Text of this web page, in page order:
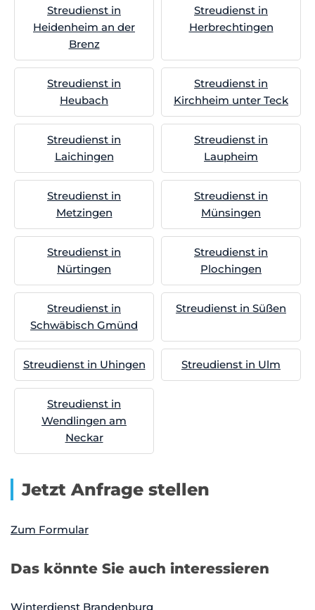
Streudienst in
Heidenheim an der
Brenz
Streudienst in
Herbrechtingen
Streudienst in
Heubach
Streudienst in
Kirchheim unter Teck
Streudienst in
Laichingen
Streudienst in
Laupheim
Streudienst in
Metzingen
Streudienst in
Münsingen
Streudienst in
Nürtingen
Streudienst in
Plochingen
Streudienst in
Schwäbisch Gmünd
Streudienst in Süßen
Streudienst in Uhingen Streudienst in Ulm
Streudienst in
Wendlingen am
Neckar
Jetzt Anfrage stellen
Zum Formular
Das könnte Sie auch interessieren
Winterdienst Brandenburg